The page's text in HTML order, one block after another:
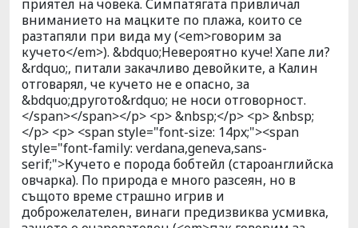
приятел на човека. Симпатягата привличал
вниманието на мацките по плажа, които се
разтапяли при вида му (<em>говорим за
кучето</em>). &bdquo;Невероятно куче! Хапе ли?
&rdquo;, питали закачливо девойките, а Калин
отговарял, че кучето не е опасно, за
&bdquo;другото&rdquo; не носи отговорност.
</span></span></p> <p> &nbsp;</p> <p> &nbsp;
</p> <p> <span style="font-size: 14px;"><span
style="font-family: verdana,geneva,sans-
serif;">Кучето е порода бобтейл (староанглийска
овчарка). По природа е много разсеян, но в
същото време страшно игрив и
доброжелателен, винаги предизвиква усмивка,